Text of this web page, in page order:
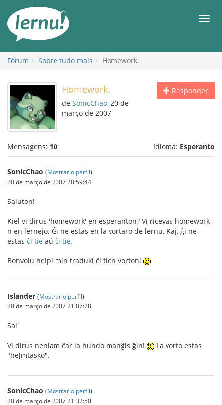
conteúdo
Fórum Sobre tudo mais Homework.
Responder
Homework.
de SonicChao, 20 de
março de 2007
Mensagens: 10 Idioma: Esperanto
SonicChao (Mostrar o perfil)
20 de março de 2007 20:59:44
Saluton!
Kiel vi dirus 'homework' en esperanton? Vi ricevas homework-
n en lernejo. Ĝi ne estas en la vortaro de lernu. Kaj, ĝi ne
estas ĉi tie aŭ ĉi tie.
Bonvolu helpi min traduki ĉi tion vorton!
Islander (Mostrar o perfil)
20 de março de 2007 21:07:28
Sal'
Vi dirus neniam ĉar la hundo manĝis ĝin!
La vorto estas
"hejmtasko".
SonicChao (Mostrar o perfil)
20 de março de 2007 21:32:50